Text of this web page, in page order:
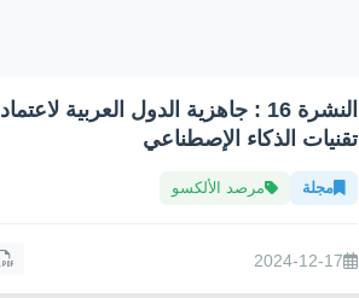
النشرة 16 : جاهزية الدول العربية لاعتماد
تقنيات الذكاء الإصطناعي
مجلة مرصد الألكسو
2024-12-17